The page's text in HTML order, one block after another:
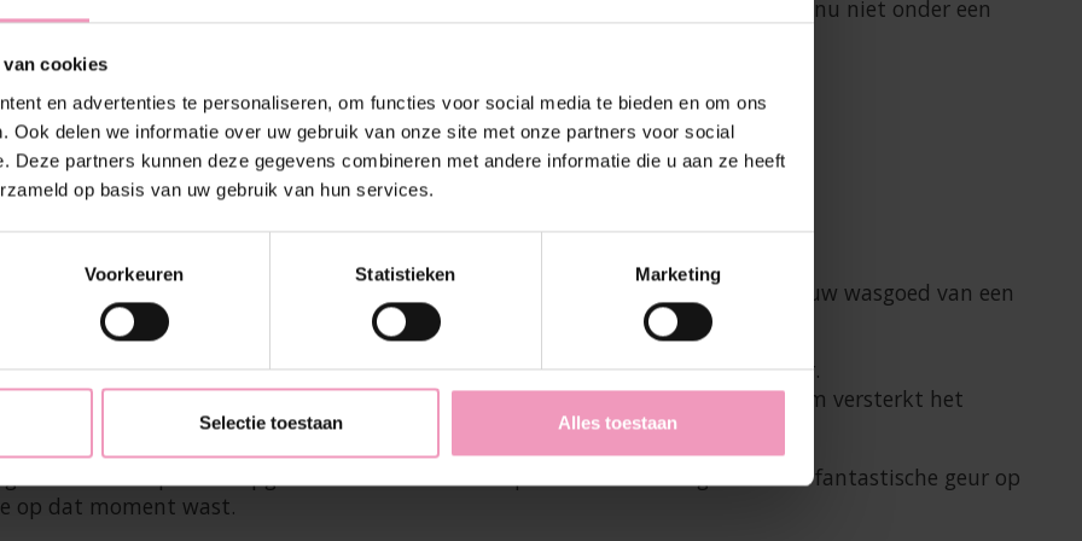
van cookies
en advertenties te personaliseren, om functies voor social media te bieden en om ons
Ook delen we informatie over uw gebruik van onze site met onze partners voor social
Deze partners kunnen deze gegevens combineren met andere informatie die u aan ze heeft
op basis van uw gebruik van hun services.
Voorkeuren Statistieken Marketing
Selectie toestaan Alles toestaan
is de perfecte geur voor je kleding, maar ook voor je beddengoed. Want wie wil nu niet onder een
van wasparfum is zo sterk dat je slechts enkele druppels nodig hebt om jouw wasgoed van een
hebben we een aantal tips:
Doe een aantal druppels (max. 5 ml) in het spoelbakje van de wasverzachter.
toevoegen. Aanbevolen wordt om het eerst zonder te proberen. De wasparfum versterkt het
vettige laagje van wasverzachter.
wordt de wasparfum opgenomen in het laatste spoelwater wat zorgt voor een fantastische geur op
op dat moment wast.